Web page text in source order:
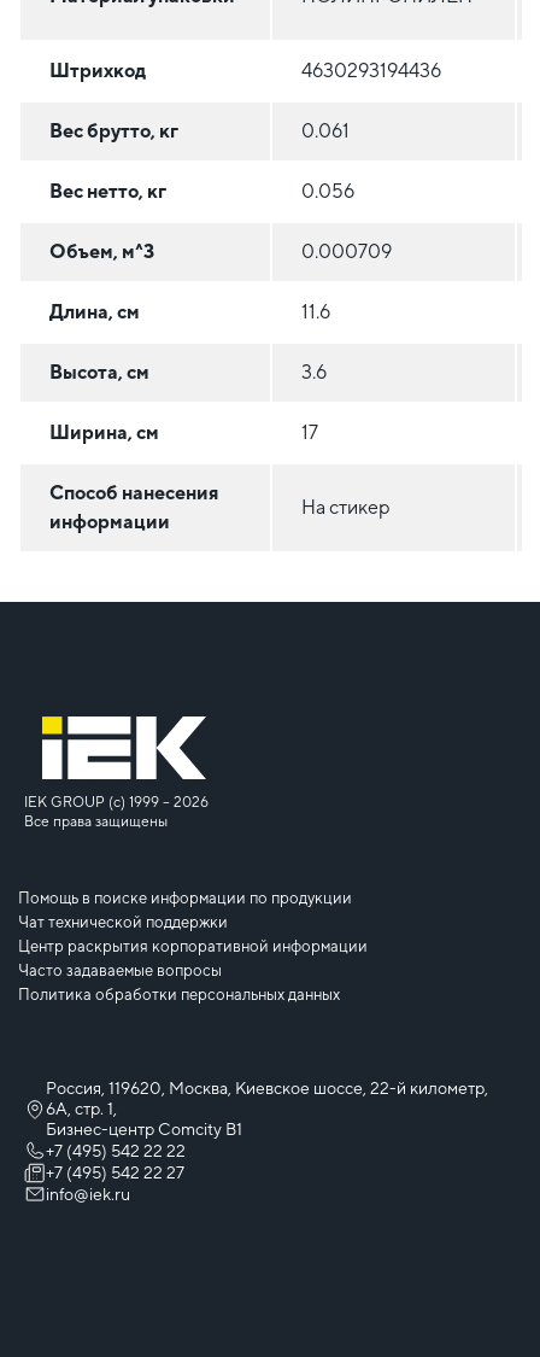
Штрихкод 4630293194436
Вес брутто, кг 0.061
Вес нетто, кг 0.056
Объем, м^3 0.000709
Длина, см 11.6
Высота, см 3.6
Ширина, см 17
Способ нанесения
информации
На стикер
IEK GROUP (c) 1999 – 2026
Все права защищены
Помощь в поиске информации по продукции
Чат технической поддержки
Центр раскрытия корпоративной информации
Часто задаваемые вопросы
Политика обработки персональных данных
Россия, 119620, Москва, Киевское шоссе, 22-й километр,
6А, стр. 1,
Бизнес-центр Comcity B1
+7 (495) 542 22 22
+7 (495) 542 22 27
info@iek.ru